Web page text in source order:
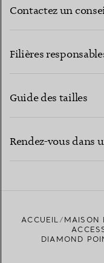
Contactez un
Filières
Guide des tailles
Rendez-vous dans
TROUVEZ LA
ACCUEIL MAISON
DIAMOND